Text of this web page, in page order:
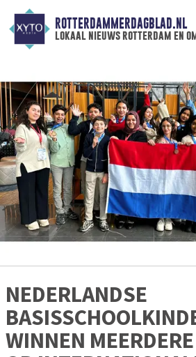
ROTTERDAMMERDAGBLAD.NL
lokaal nieuws rotterdam en
NEDERLANDSE
WINNEN